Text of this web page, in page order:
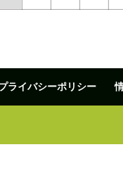
ライバシーポリシー